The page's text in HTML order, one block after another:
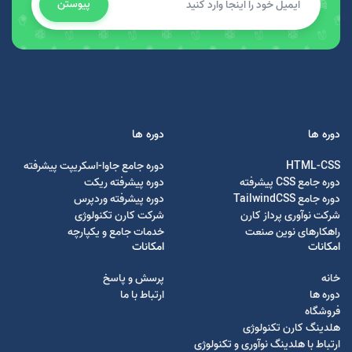
پیوستن
دوره ها
HTML-CSS
دوره جامع CSS پیشرفته
دوره جامع TailwindCSS
شرکت نوآوری پرداز کارن
راهکارهای نوین صنعت
دوره ها
دوره جامع جاوا-اسکریپت پیشرفته
دوره پیشرفته ریکت
دوره پیشرفته وردپرس
شرکت کارن تکنولوژی
خدمات جامع و یکپارچه
امکانات
خانه
دوره ها
فروشگاه
هلدینگ کارن تکنولوژی
ارتباط با هلدینگ نوآوری و تکنولوژی
امکانات
پرسش و پاسخ
ارتباط با ما